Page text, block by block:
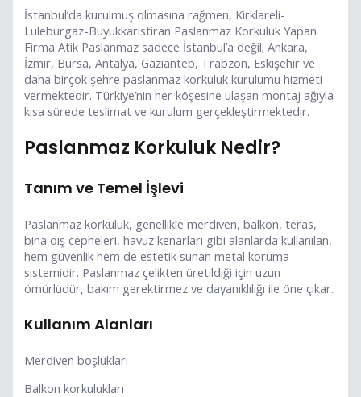
İstanbul’da kurulmuş olmasına rağmen, Kirklareli-
Luleburgaz-Buyukkaristiran Paslanmaz Korkuluk Yapan
Firma Atik Paslanmaz sadece İstanbul’a değil; Ankara,
İzmir, Bursa, Antalya, Gaziantep, Trabzon, Eskişehir ve
daha birçok şehre paslanmaz korkuluk kurulumu hizmeti
vermektedir. Türkiye’nin her köşesine ulaşan montaj ağıyla
kısa sürede teslimat ve kurulum gerçekleştirmektedir.
Paslanmaz Korkuluk Nedir?
Tanım ve Temel İşlevi
Paslanmaz korkuluk, genellikle merdiven, balkon, teras,
bina dış cepheleri, havuz kenarları gibi alanlarda kullanılan,
hem güvenlik hem de estetik sunan metal koruma
sistemidir. Paslanmaz çelikten üretildiği için uzun
ömürlüdür, bakım gerektirmez ve dayanıklılığı ile öne çıkar.
Kullanım Alanları
Merdiven boşlukları
Balkon korkulukları